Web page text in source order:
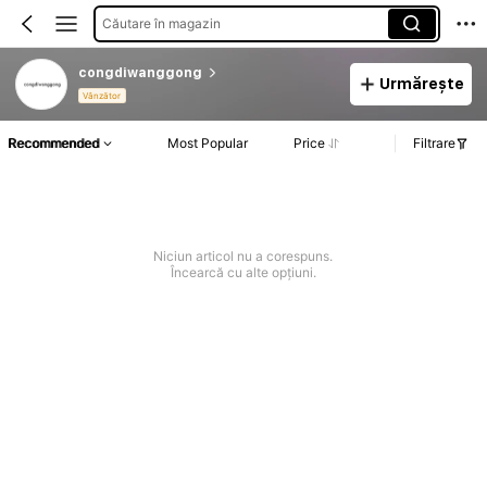
Căutare în magazin
congdiwanggong
Vânzător
Urmărește
Recommended Most Popular Price Filtrare
Niciun articol nu a corespuns.
Încearcă cu alte opțiuni.